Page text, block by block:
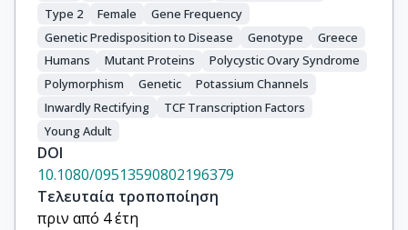
Type 2
Female
Gene Frequency
Genetic Predisposition to Disease
Genotype
Greece
Humans
Mutant Proteins
Polycystic Ovary Syndrome
Polymorphism
Genetic
Potassium Channels
Inwardly Rectifying
TCF Transcription Factors
Young Adult
DOI
10.1080/09513590802196379
Τελευταία τροποποίηση
πριν από 4 έτη